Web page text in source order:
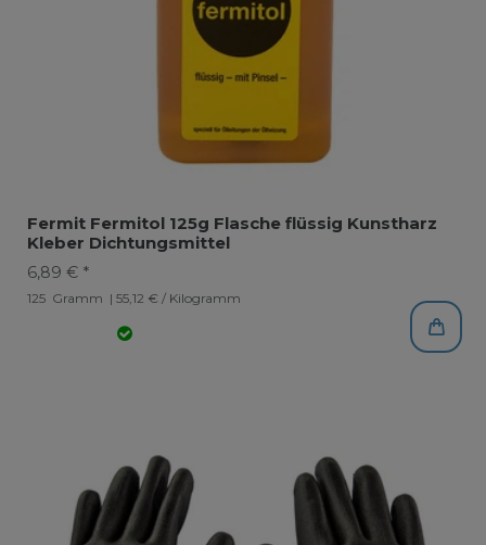
Fermit Fermitol 125g Flasche flüssig Kunstharz
Kleber Dichtungsmittel
6,89 € *
125 Gramm | 55,12 € / Kilogramm